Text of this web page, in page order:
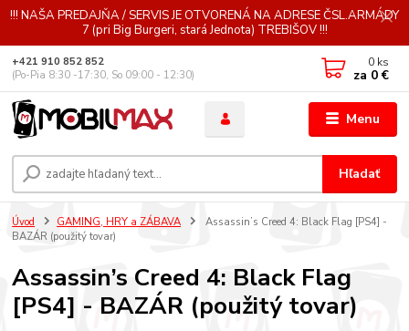
!!! NAŠA PREDAJŇA / SERVIS JE OTVORENÁ NA ADRESE ČSL.ARMÁDY
7 (pri Big Burgeri, stará Jednota) TREBIŠOV !!!
Menu
Hľadať
+421 910 852 852
(Po-Pia 8:30 -17:30, So 09:00 - 12:30)
0 ks
za 0 €
Úvod GAMING, HRY a ZÁBAVA
Assassin’s Creed 4: Black Flag [PS4] -
BAZÁR (použitý tovar)
Assassin’s Creed 4: Black Flag
[PS4] - BAZÁR (použitý tovar)